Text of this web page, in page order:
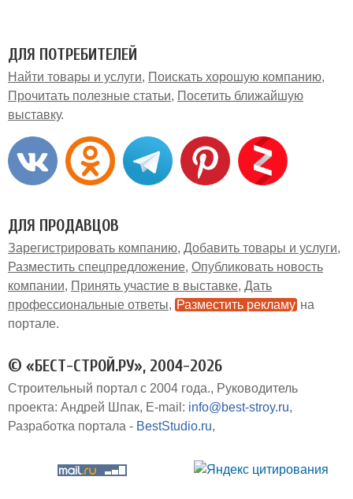
ДЛЯ ПОТРЕБИТЕЛЕЙ
Найти товары и услуги
Поискать хорошую компанию
Прочитать полезные статьи
Посетить ближайшую
выставку
ДЛЯ ПРОДАВЦОВ
Зарегистрировать компанию Добавить товары и услуги
Разместить спецпредложение Опубликовать новость
компании
Принять участие в выставке Дать
профессиональные ответы
Разместить рекламу на
портале
© «БЕСТ-СТРОЙ.РУ», 2004-2026
Строительный портал с 2004 года.
Руководитель
проекта: Андрей Шпак E-mail: info@best-stroy.ru
Разработка портала - BestStudio.ru